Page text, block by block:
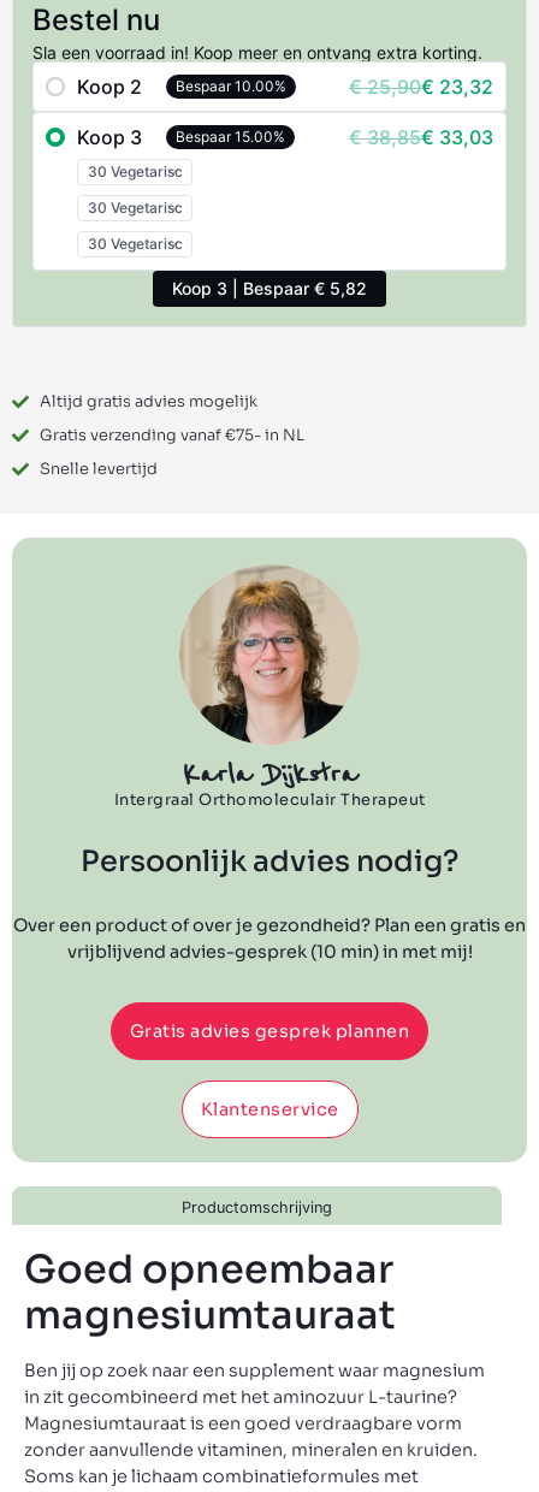
Bestel nu
Sla een voorraad in! Koop meer en ontvang extra korting.
Koop 2 Bespaar 10.00% € 25,90€ 23,32
Koop 3 Bespaar 15.00% € 38,85€ 33,03
Koop 3 | Bespaar € 5,82
Altijd gratis advies mogelijk
Gratis verzending vanaf €75- in NL
Snelle levertijd
Karla Dijkstra
Intergraal Orthomoleculair Therapeut
Persoonlijk advies nodig?
Over een product of over je gezondheid? Plan een gratis en
vrijblijvend advies-gesprek (10 min) in met mij!
Gratis advies gesprek plannen
Klantenservice
Productomschrijving
Goed opneembaar
magnesiumtauraat
Ben jij op zoek naar een supplement waar magnesium
in zit gecombineerd met het aminozuur L-taurine?
Magnesiumtauraat is een goed verdraagbare vorm
zonder aanvullende vitaminen, mineralen en kruiden.
Soms kan je lichaam combinatieformules met